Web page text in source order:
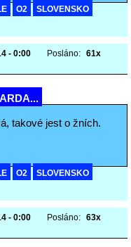
O2 SLOVENSKO
- 0:00 Posláno: 61x
takové jest o žních.
O2 SLOVENSKO
- 0:00 Posláno: 63x